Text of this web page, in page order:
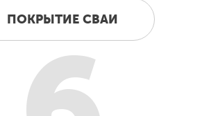
ПОКРЫТИЕ СВАИ